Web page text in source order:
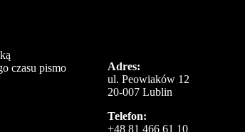
czasu pismo
Adres:
ul. Peowiaków 12
20-007 Lublin
Telefon:
+48 81 466 61 10